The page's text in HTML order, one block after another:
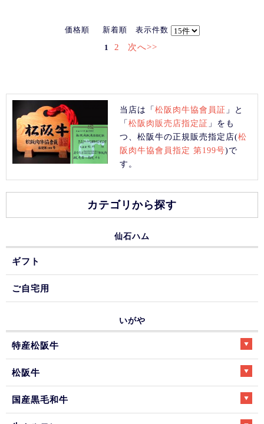
価格順 新着順 表示件数
1 2 次へ>>
当店は「松阪肉牛協會員証 」と
「松阪肉販売店指定証 」をも
つ、松阪牛の正規販売指定店(松
阪肉牛協會員指定 第199号)で
す。
カテゴリから探す
仙石ハム
ギフト
ご自宅用
いがや
特産松阪牛
松阪牛
国産黒毛和牛